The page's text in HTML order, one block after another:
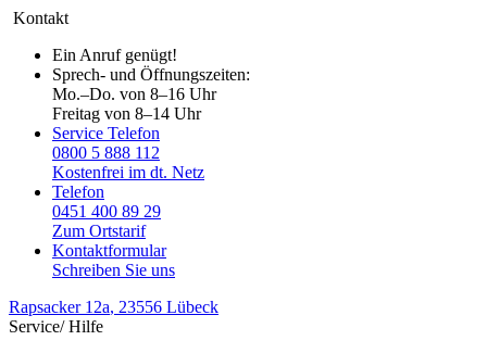
Kontakt
Ein Anruf genügt!
Sprech- und Öffnungszeiten:
Mo.–Do. von 8–16 Uhr
Freitag von 8–14 Uhr
Service Telefon
0800 5 888 112
Kostenfrei im dt. Netz
Telefon
0451 400 89 29
Zum Ortstarif
Kontaktformular
Schreiben Sie uns
Rapsacker 12a, 23556 Lübeck
Service/ Hilfe